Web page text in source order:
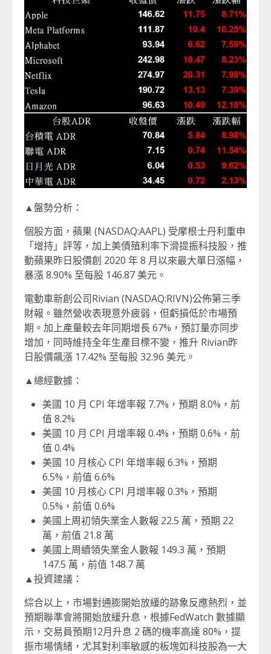
▲盤勢分析：
個股方面，蘋果 (NASDAQ:AAPL) 受摩根士丹利重申
「增持」評等，加上美債殖利率下滑提振科技股，推
動蘋果昨日股價創 2020 年 8 月以來最大單日漲幅，
暴漲 8.90% 至每股 146.87 美元。
電動車新創公司Rivian (NASDAQ:RIVN)公佈第三季
財報。雖然營收表現意外疲弱，但虧損低於市場預
期。加上產量較去年同期增長 67%，預訂量亦同步
增加，同時維持全年生產目標不變，推升 Rivian昨
日股價飆漲 17.42% 至每股 32.96 美元。
▲總經數據：
美國 10 月 CPI 年增率報 7.7%，預期 8.0%，前
值 8.2%
美國 10 月 CPI 月增率報 0.4%，預期 0.6%，前
值 0.4%
美國 10 月核心 CPI 年增率報 6.3%，預期
6.5%，前值 6.6%
美國 10 月核心 CPI 月增率報 0.3%，預期
0.5%，前值 0.6%
美國上周初領失業金人數報 22.5 萬，預期 22
萬，前值 21.8 萬
美國上周續領失業金人數報 149.3 萬，預期
147.5 萬，前值 148.7 萬
▲投資建議：
綜合以上，市場對通膨開始放緩的跡象反應熱烈，並
預期聯準會將開始放緩升息，根據FedWatch 數據顯
示，交易員預期12月升息 2 碼的機率高達 80%，提
振市場情緒，尤其對利率敏感的板塊如科技股為一大